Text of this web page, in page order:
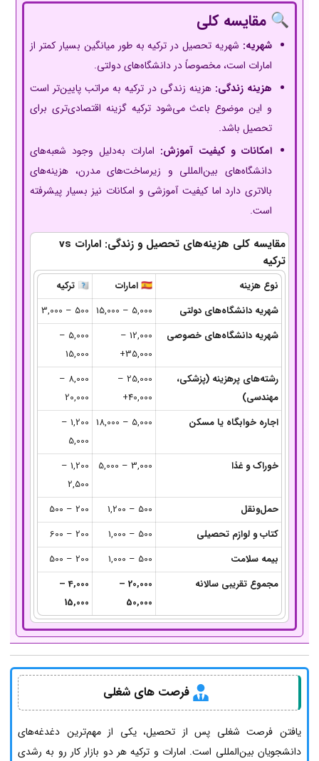
🔍 مقایسه کلی
شهریه: شهریه تحصیل در ترکیه به طور میانگین بسیار کمتر از
امارات است، مخصوصاً در دانشگاه‌های دولتی.
هزینه زندگی: هزینه زندگی در ترکیه به مراتب پایین‌تر است
و این موضوع باعث می‌شود ترکیه گزینه اقتصادی‌تری برای
تحصیل باشد.
امکانات و کیفیت آموزش: امارات به‌دلیل وجود شعبه‌های
دانشگاه‌های بین‌المللی و زیرساخت‌های مدرن، هزینه‌های
بالاتری دارد اما کیفیت آموزشی و امکانات نیز بسیار پیشرفته
است.
مقایسه کلی هزینه‌های تحصیل و زندگی: امارات vs
ترکیه
نوع هزینه 🇦🇪امارات 🇹🇷 ترکیه
شهریه دانشگاه‌های دولتی
5,000 – 15,000
500 – 3,000
شهریه دانشگاه‌های خصوصی
12,000 –
35,000+
5,000 –
15,000
رشته‌های پرهزینه (پزشکی،
مهندسی)
25,000 –
40,000+
8,000 –
20,000
اجاره خوابگاه یا مسکن
5,000 – 18,000
1,200 –
5,000
خوراک و غذا
3,000 – 5,000
1,200 –
2,500
حمل‌ونقل
500 – 1,200
200 – 500
کتاب و لوازم تحصیلی
500 – 1,000
200 – 600
بیمه سلامت
500 – 1,000
200 – 500
مجموع تقریبی سالانه
20,000 –
50,000
4,000 –
15,000
فرصت های شغلی
یافتن فرصت شغلی پس از تحصیل، یکی از مهم‌ترین دغدغه‌های
دانشجویان بین‌المللی است. امارات و ترکیه هر دو بازار کار رو به رشدی